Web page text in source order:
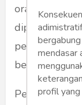
orang yang
dipersoalkan.
perasaan
berbuntut
Peristiwa
mendasar
profil yang